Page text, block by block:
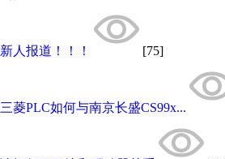
新人报道！！！ [75]
三菱PLC如何与南京长盛CS99x...